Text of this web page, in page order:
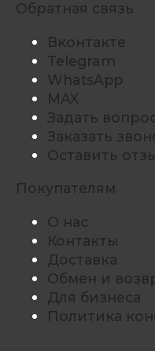
Обратная связь
Вконтакте
Telegram
WhatsApp
MAX
Задать
Заказать
Оставить
Покупателям
О нас
Контакты
Доставка
Обмен и
Для бизнеса
Политика